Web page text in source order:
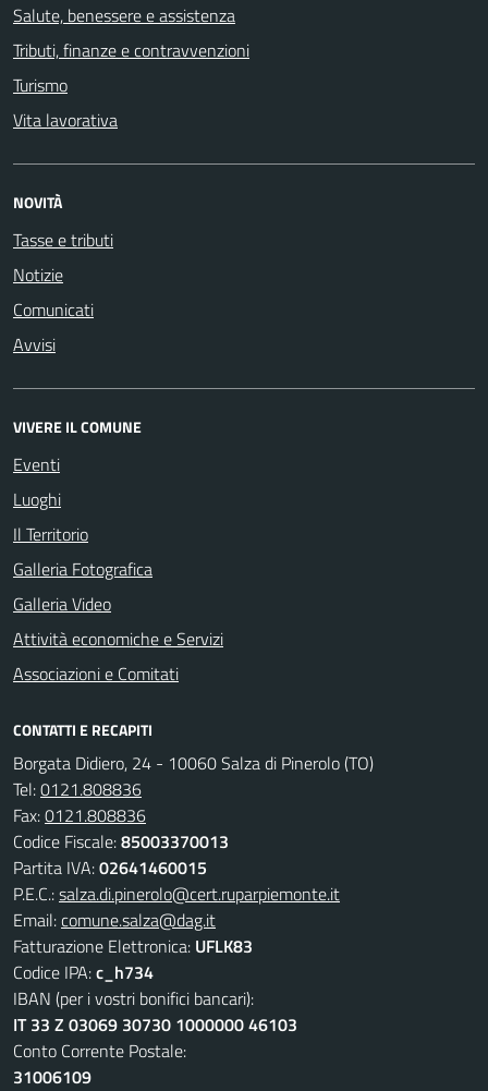
Salute, benessere e assistenza
Tributi, finanze e contravvenzioni
Turismo
Vita lavorativa
NOVITÀ
Tasse e tributi
Notizie
Comunicati
Avvisi
VIVERE IL COMUNE
Eventi
Luoghi
Il Territorio
Galleria Fotografica
Galleria Video
Attività economiche e Servizi
Associazioni e Comitati
CONTATTI E RECAPITI
Borgata Didiero, 24 - 10060 Salza di Pinerolo (TO)
Tel:0121.808836
Fax:0121.808836
Codice Fiscale:85003370013
Partita IVA:02641460015
P.E.C.:salza.di.pinerolo@cert.ruparpiemonte.it
Email:comune.salza@dag.it
Fatturazione Elettronica: UFLK83
Codice IPA:c_h734
IBAN (per i vostri bonifici bancari):
IT 33 Z 03069 30730 1000000 46103
Conto Corrente Postale:
31006109